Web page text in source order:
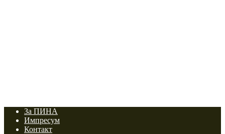
За ПИНА
Импресум
Контакт